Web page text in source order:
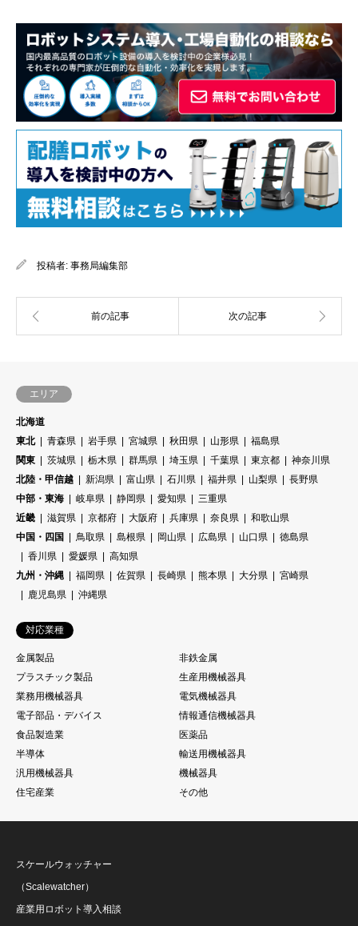
投稿者: 事務局編集部
エリア
北海道
東北
青森県 岩手県 宮城県 秋田県 山形県
福島県
関東
茨城県 栃木県 群馬県 埼玉県 千葉県 東京都
神奈川県
北陸・甲信越
新潟県 富山県 石川県 福井県 山梨県
長野県
中部・東海
岐阜県 静岡県 愛知県
三重県
近畿
滋賀県 京都府 大阪府 兵庫県 奈良県
和歌山県
中国・四国
鳥取県 島根県 岡山県 広島県 山口県
徳島県
香川県
愛媛県
高知県
九州・沖縄
福岡県 佐賀県 長崎県 熊本県 大分県
宮崎県
鹿児島県
沖縄県
対応業種
金属製品
非鉄金属
プラスチック製品
生産用機械器具
業務用機械器具
電気機械器具
電子部品・デバイス
情報通信機械器具
食品製造業
医薬品
半導体
輸送用機械器具
汎用機械器具
機械器具
住宅産業
その他
スケールウォッチャー
（Scalewatcher）
産業用ロボット導入相談